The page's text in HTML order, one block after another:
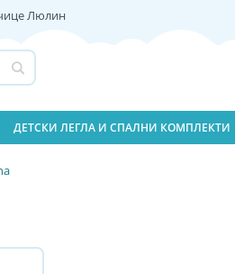
Люлин
Търсене
ДЕТСКИ ЛЕГЛА И СПАЛНИ КОМПЛЕКТИ